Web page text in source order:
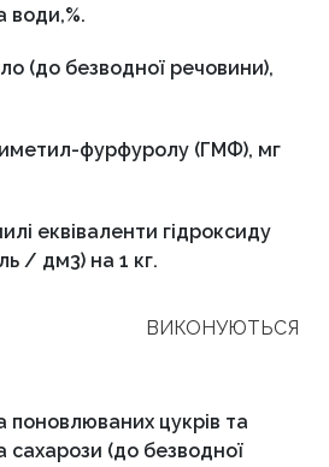
води,%.
(до безводної речовини),
фурфуролу (ГМФ), мг
еквіваленти гідроксиду
/ дм3) на 1 кг.
ВИКОНУЮТЬСЯ
поновлюваних цукрів та
сахарози (до безводної